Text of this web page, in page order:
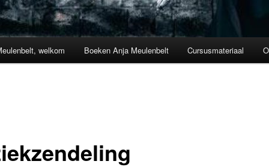
welkom Boeken Anja Meulenbelt Cursusmateriaal